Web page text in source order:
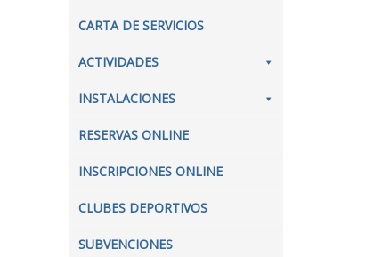
CARTA DE SERVICIOS
ACTIVIDADES
INSTALACIONES
RESERVAS ONLINE
INSCRIPCIONES ONLINE
CLUBES DEPORTIVOS
SUBVENCIONES